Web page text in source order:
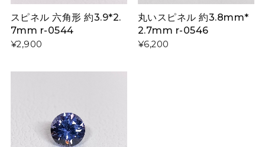
スピネル 六角形 約3.9*2.
7mm r-0544
¥2,900
丸いスピネル 約3.8mm*
2.7mm r-0546
¥6,200